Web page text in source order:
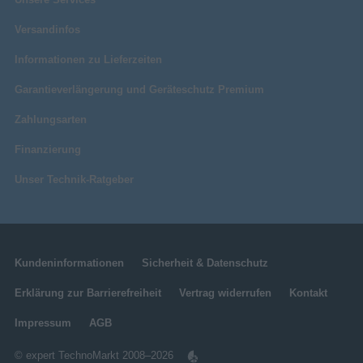
Versandinfos
Informationen zu Lieferzeiten
Garantieverlängerung und Geräteschutz Premium
Zahlungsarten
Finanzierung
Unser Technik-Ratgeber
Kundeninformationen Sicherheit & Datenschutz
Erklärung zur Barrierefreiheit Vertrag widerrufen Kontakt
Impressum AGB
© expert TechnoMarkt 2008–2026